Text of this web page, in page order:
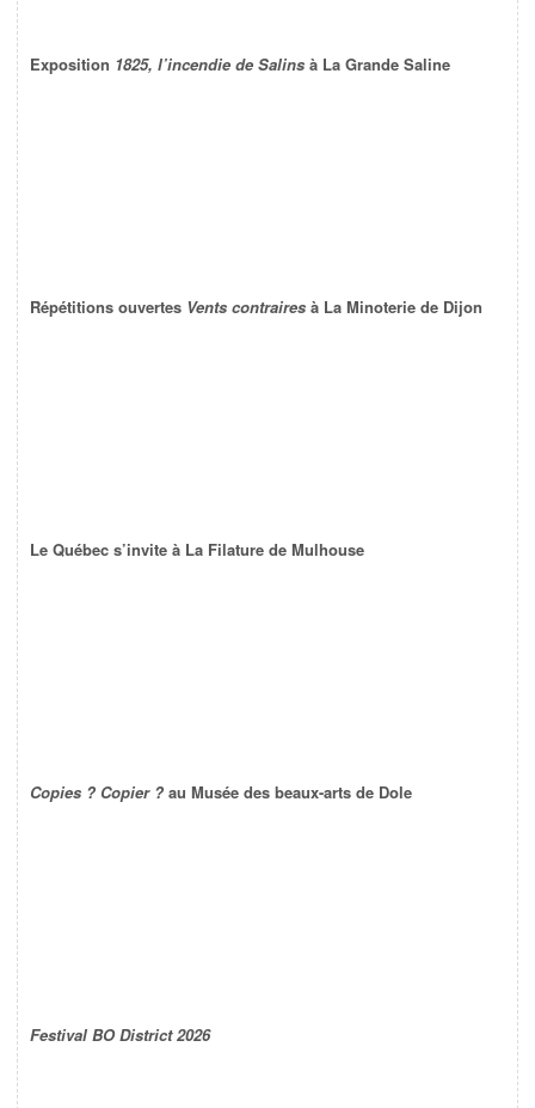
Exposition 1825, l’incendie de Salins à La Grande Saline
Répétitions ouvertes Vents contraires à La Minoterie de Dijon
Le Québec s’invite à La Filature de Mulhouse
Copies ? Copier ? au Musée des beaux-arts de Dole
Festival BO District 2026